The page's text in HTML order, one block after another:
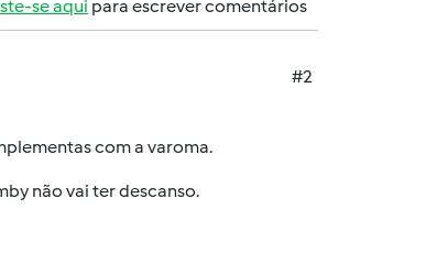
se aqui para escrever comentários
#2
com a varoma.
não vai ter descanso.